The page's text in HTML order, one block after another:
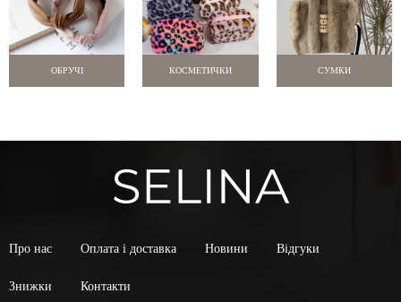
ОБРУЧІ КОСМЕТИЧКИ СУМКИ
Про нас Оплата і доставка Новини Відгуки
Знижки Контакти